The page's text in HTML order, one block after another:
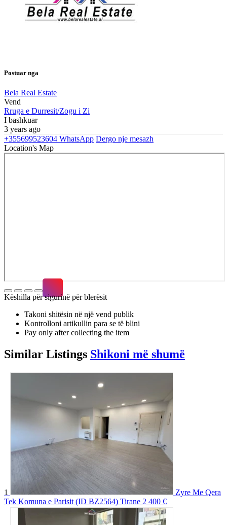
Postuar nga
Bela Real Estate
Vend
Rruga e Durresit/Zogu i Zi
I bashkuar
3 years ago
+355699523604 WhatsApp Dergo nje mesazh
Location's Map
Këshilla për sigurinë për blerësit
Takoni shitësin në një vend publik
Kontrolloni artikullin para se të blini
Pay only after collecting the item
Similar Listings Shikoni më shumë
1
Zyre Me Qera
Tek Komuna e Parisit (ID BZ2564) Tirane 2 400 €